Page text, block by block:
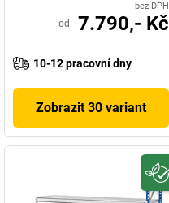
bez DPH
od 7.790,- Kč
10-12 pracovní dny
Zobrazit 30 variant